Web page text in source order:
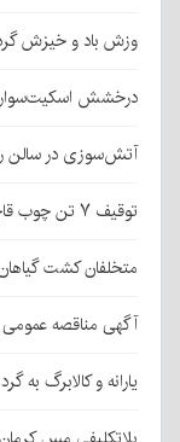
وزش باد و خیزش
درخشش
آتش‌سوزی در سالن
توقیف ۷ تن چوب قاچاق تاغ در رفسنجان
متخلفان کشت
آگهی مناقصه عمومی دو
یارانه و کالابرگ به